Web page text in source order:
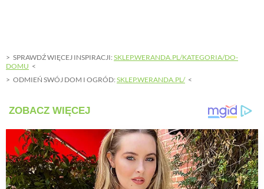
SPRAWDŹ WIĘCEJ INSPIRACJI: SKLEP.WERANDA.PL/KATEGORIA/DO-
DOMU
ODMIEŃ SWÓJ DOM I OGRÓD: SKLEP.WERANDA.PL/